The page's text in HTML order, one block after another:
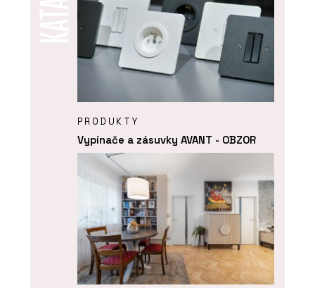
PRODUKTY
Vypínače a zásuvky AVANT - OBZOR